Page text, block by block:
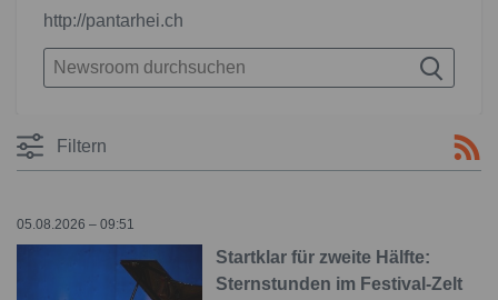
http://pantarhei.ch
Filtern
05.08.2026 – 09:51
Startklar für zweite Hälfte:
Sternstunden im Festival-Zelt